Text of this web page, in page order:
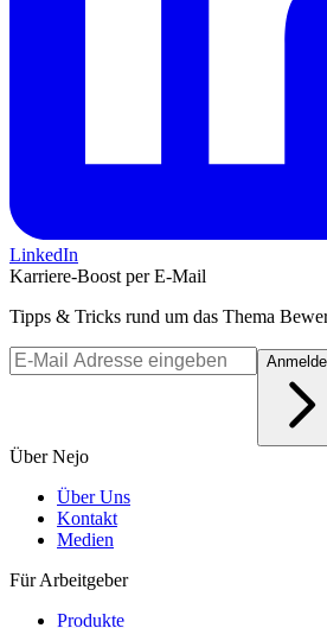
LinkedIn
Karriere-Boost per E-Mail
Tipps & Tricks rund um das Thema
Über Nejo
Über Uns
Kontakt
Medien
Für Arbeitgeber
Produkte